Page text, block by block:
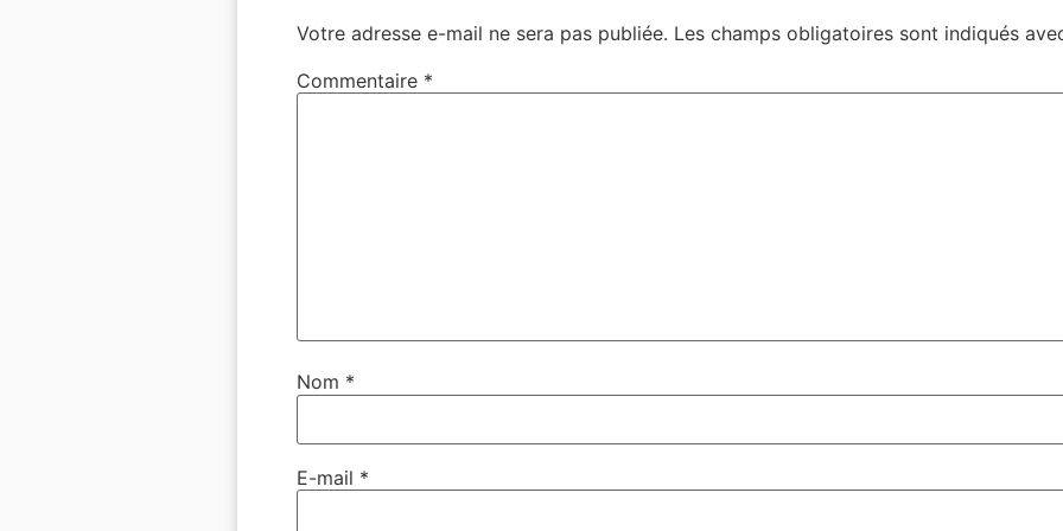
Votre adresse e-mail ne sera pas publiée. Les champs obligatoires sont indiqués
Commentaire *
Nom *
E-mail *